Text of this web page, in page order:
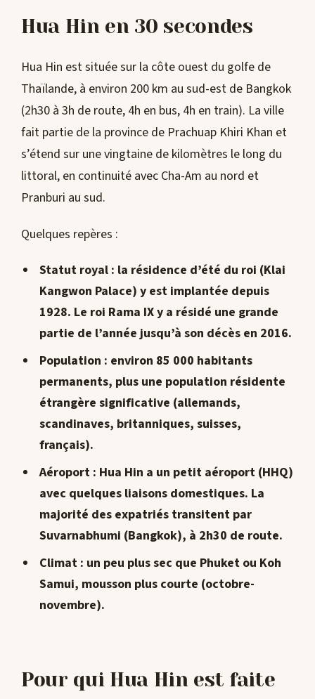
Hua Hin en 30 secondes
Hua Hin est située sur la côte ouest du golfe de
Thaïlande, à environ 200 km au sud-est de Bangkok
(2h30 à 3h de route, 4h en bus, 4h en train). La ville
fait partie de la province de Prachuap Khiri Khan et
s’étend sur une vingtaine de kilomètres le long du
littoral, en continuité avec Cha-Am au nord et
Pranburi au sud.
Quelques repères :
Statut royal: la résidence d’été du roi (Klai
Kangwon Palace) y est implantée depuis
1928. Le roi Rama IX y a résidé une grande
partie de l’année jusqu’à son décès en 2016.
Population : environ 85 000 habitants
permanents, plus une population résidente
étrangère significative (allemands,
scandinaves, britanniques, suisses,
français).
Aéroport: Hua Hin a un petit aéroport (HHQ)
avec quelques liaisons domestiques. La
majorité des expatriés transitent par
Suvarnabhumi (Bangkok), à 2h30 de route.
Climat: un peu plus sec que Phuket ou Koh
Samui, mousson plus courte (octobre-
novembre).
Pour qui Hua Hin est faite